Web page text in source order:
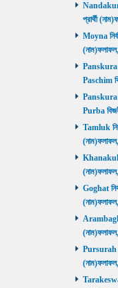
প্রার্থী
Moyna
Panskura
Paschim
Panskura
Purba
Tamluk
Khanakul
Goghat
Arambagh
Pursurah